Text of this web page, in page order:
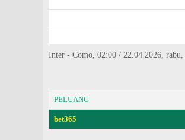
Inter - Como, 02:00 / 22.04.2026,
PELUANG
bet365